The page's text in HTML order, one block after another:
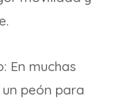
En muchas
peón para